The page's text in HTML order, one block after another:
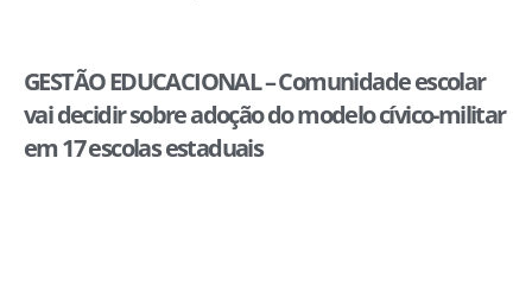
GESTÃO EDUCACIONAL – Comunidade escolar
vai decidir sobre adoção do modelo cívico-militar
em 17 escolas estaduais